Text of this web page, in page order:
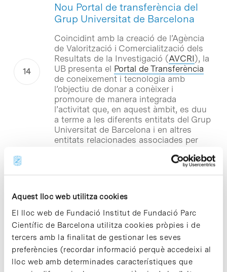
Aquest lloc web utilitza cookies
El lloc web de Fundació Institut de Fundació Parc
Científic de Barcelona utilitza cookies pròpies i de
tercers amb la finalitat de gestionar les seves
preferències (recordar informació perquè accedeixi al
lloc web amb determinades característiques que
Nou Portal de transferència del
Grup Universitat de Barcelona
Coincidint amb la creació de l’Agència
de Valorització i Comercialització dels
Resultats de la Investigació (AVCRI), la
UB presenta el Portal de Transferència
de coneixement i tecnologia amb
l’objectiu de donar a conèixer i
promoure de manera integrada
l’activitat que, en aquest àmbit, es duu
a terme a les diferents entitats del Grup
Universitat de Barcelona i en altres
entitats relacionades associades per
Nou portal de la Xarxa de
Comitès d’Ètica de les
Universitats Espanyoles
El progrés de la ciència i la tecnologia
està vinculat a un important debat
social sobre els aspectes ètics de la
recerca i el desenvolupament,